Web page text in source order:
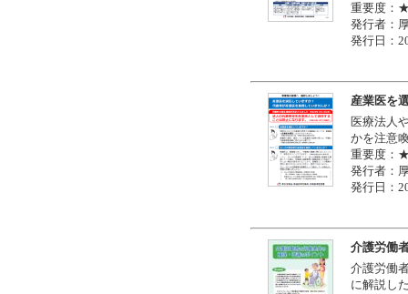
重要度
発行者：
発行日：
産業医を
医療法人
かを注意
重要度
発行者：
発行日：
介護労働
介護労働
に解説し